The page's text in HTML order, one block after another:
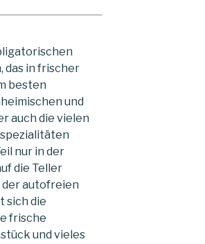
das in frischer
besten
und
auch die vielen
nur in der
die Teller
der autofreien
sich die
frische
und vieles